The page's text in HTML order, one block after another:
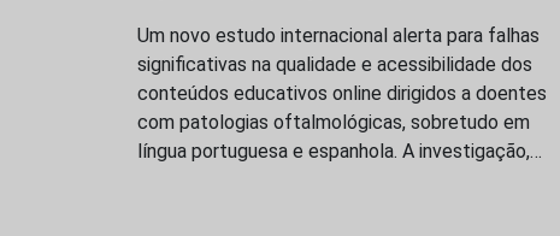
Um novo estudo internacional alerta para falhas
significativas na qualidade e acessibilidade dos
conteúdos educativos online dirigidos a doentes
com patologias oftalmológicas, sobretudo em
língua portuguesa e espanhola. A investigação,…